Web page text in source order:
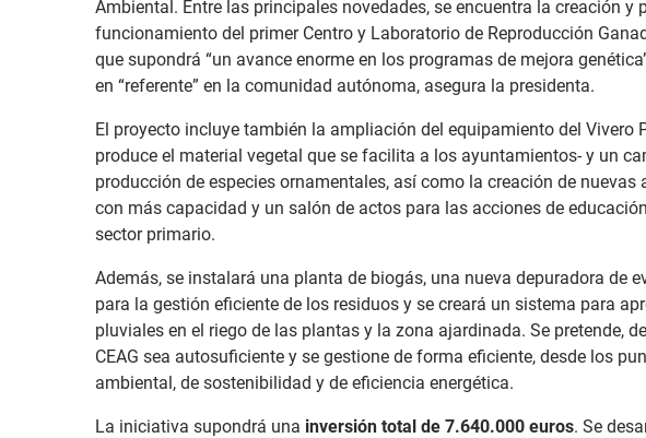
Ambiental. Entre las principales novedades, se encuentra la creación y
funcionamiento del primer Centro y Laboratorio de Reproducción
que supondrá “un avance enorme en los programas de mejora
en “referente” en la comunidad autónoma, asegura la presidenta.
El proyecto incluye también la ampliación del equipamiento del Vivero
produce el material vegetal que se facilita a los ayuntamientos- y un
producción de especies ornamentales, así como la creación de nuevas
con más capacidad y un salón de actos para las acciones de
sector primario.
Además, se instalará una planta de biogás, una nueva depuradora de
para la gestión eficiente de los residuos y se creará un sistema para
pluviales en el riego de las plantas y la zona ajardinada. Se pretende,
CEAG sea autosuficiente y se gestione de forma eficiente, desde los
ambiental, de sostenibilidad y de eficiencia energética.
La iniciativa supondrá una inversión total de 7.640.000 euros. Se